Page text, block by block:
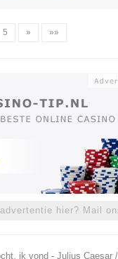
5 » »»
hier? Mail
ik vond - Julius Caesar